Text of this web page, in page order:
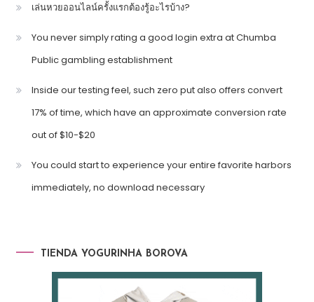
เล่นหวยออนไลน์ครั้งแรกต้องรู้อะไรบ้าง?
You never simply rating a good login extra at Chumba
Public gambling establishment
Inside our testing feel, such zero put also offers convert
17% of time, which have an approximate conversion rate
out of $10-$20
You could start to experience your entire favorite harbors
immediately, no download necessary
TIENDA YOGURINHA BOROVA